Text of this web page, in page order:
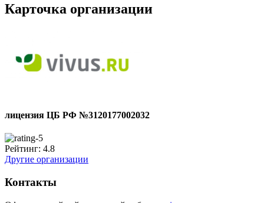
Карточка организации
лицензия ЦБ РФ №3120177002032
Рейтинг: 4.8
Другие организации
Контакты